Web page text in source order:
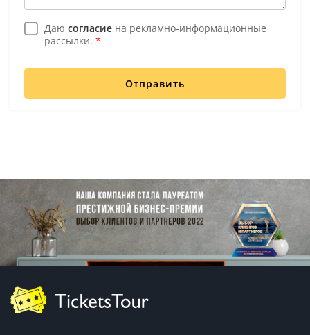
Даю согласие на рекламно-информационные
рассылки. *
Отправить